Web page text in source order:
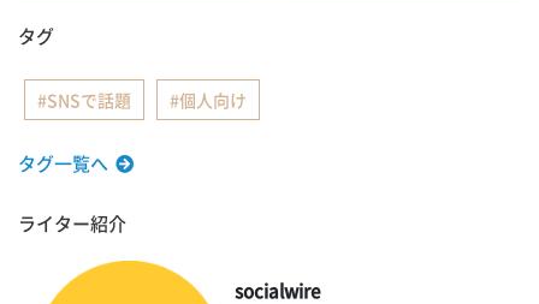
タグ
SNSで話題 個人向け
タグ一覧へ
ライター紹介
socialwire